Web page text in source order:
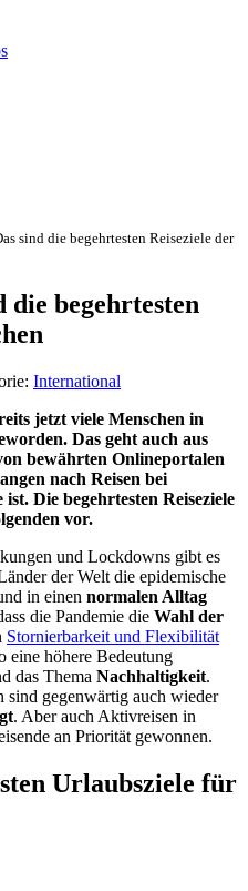
sind die begehrtesten Reiseziele der
die begehrtesten
International
jetzt viele Menschen in
Das geht auch aus
bewährten Onlineportalen
nach Reisen bei
Die begehrtesten Reiseziele
vor.
und Lockdowns gibt es
der Welt die epidemische
in einen normalen Alltag
die Pandemie die Wahl der
Stornierbarkeit und Flexibilität
eine höhere Bedeutung
das Thema Nachhaltigkeit.
sind gegenwärtig auch wieder
. Aber auch Aktivreisen in
an Priorität gewonnen.
Urlaubsziele für